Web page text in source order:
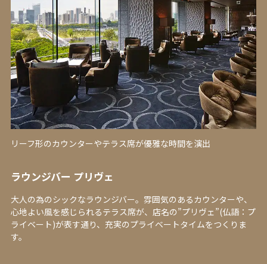
リーフ形のカウンターやテラス席が優雅な時間を演出
ラウンジバー プリヴェ
大人の為のシックなラウンジバー。雰囲気のあるカウンターや、
心地よい風を感じられるテラス席が、店名の”プリヴェ”(仏語：プ
ライベート)が表す通り、充実のプライベートタイムをつくりま
す。